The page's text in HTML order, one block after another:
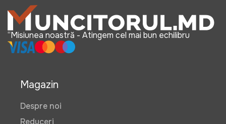
“Misiunea noastră - Atingem cel mai bun echilibru
Magazin
Despre noi
Reduceri